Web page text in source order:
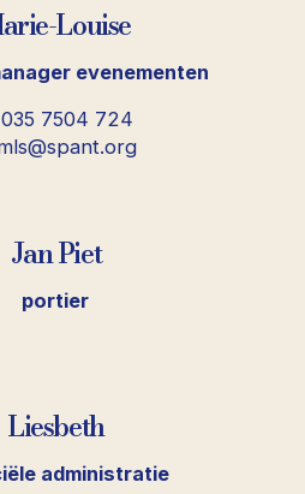
Louise
evenementen
7504 724
Jan Piet
portier
Liesbeth
administratie